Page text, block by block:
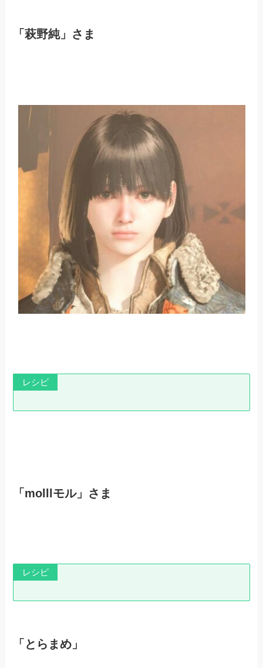
「萩野純」さま
レシピ
「molllモル」さま
レシピ
「とらまめ」